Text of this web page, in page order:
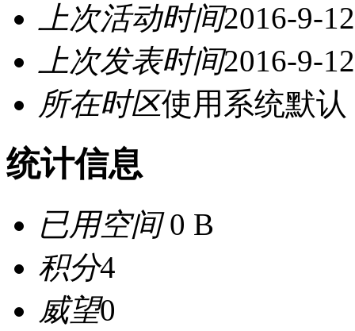
上次活动时间2016-9-
上次发表时间2016-9-
所在时区使用系统默认
统计信息
已用空间0 B
积分4
威望0